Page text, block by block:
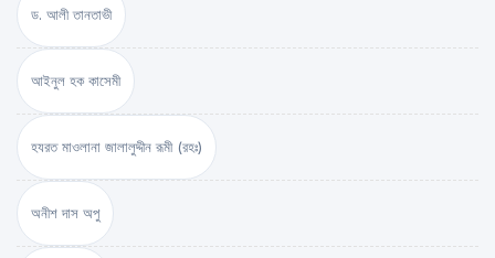
ড. আলী তানতাভী
আইনুল হক কাসেমী
হযরত মাওলানা জালালুদ্দীন রূমী (রহঃ)
অনীশ দাস অপু